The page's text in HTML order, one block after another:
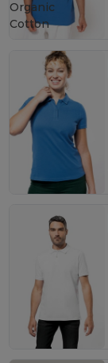
Organic
Cotton